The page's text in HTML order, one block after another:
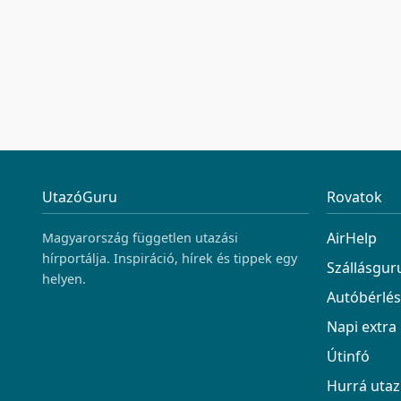
UtazóGuru
Magyarország független utazási
hírportálja. Inspiráció, hírek és tippek egy
helyen.
Rovatok
AirHelp
Autóbérlés
Napi extra
Útinfó
Hurrá